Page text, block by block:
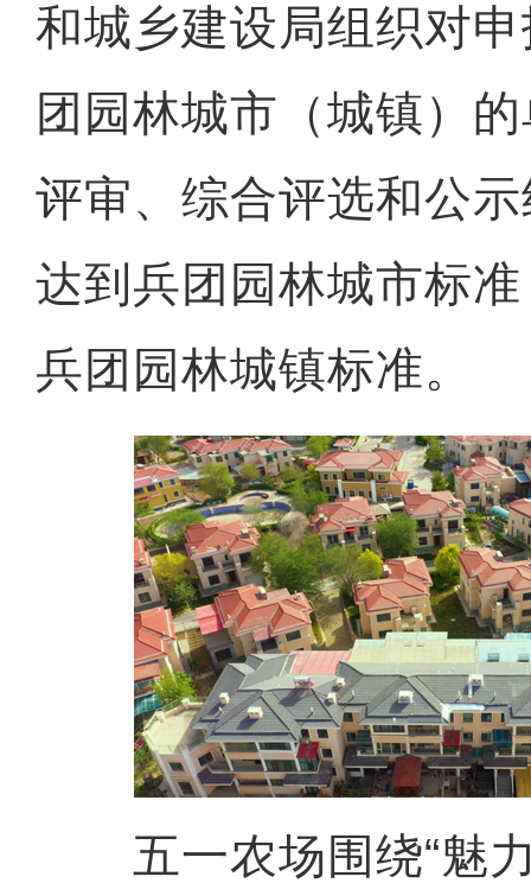
和城乡建设局组织对
团园林城市（城镇）
评审、综合评选和公
达到兵团园林城市标
兵团园林城镇标准。
五一农场围绕“魅力